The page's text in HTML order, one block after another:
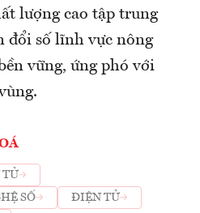
lượng cao tập trung
đổi số lĩnh vực nông
vững, ứng phó với
TỬ
SỐ
ĐIỆN TỬ